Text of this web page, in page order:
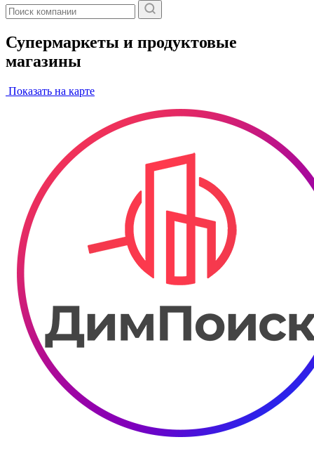
Супермаркеты и продуктовые
магазины
Показать на карте